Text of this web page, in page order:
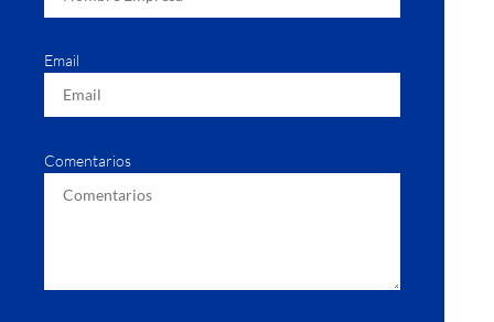
Email
Comentarios